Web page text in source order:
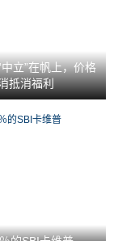
立”在帆上，价格
抵消福利